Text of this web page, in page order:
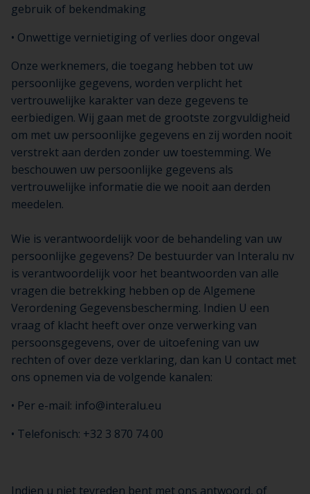
gebruik of bekendmaking
• Onwettige vernietiging of verlies door ongeval
Onze werknemers, die toegang hebben tot uw
persoonlijke gegevens, worden verplicht het
vertrouwelijke karakter van deze gegevens te
eerbiedigen. Wij gaan met de grootste zorgvuldigheid
om met uw persoonlijke gegevens en zij worden nooit
verstrekt aan derden zonder uw toestemming. We
beschouwen uw persoonlijke gegevens als
vertrouwelijke informatie die we nooit aan derden
meedelen.
Wie is verantwoordelijk voor de behandeling van uw
persoonlijke gegevens? De bestuurder van Interalu nv
is verantwoordelijk voor het beantwoorden van alle
vragen die betrekking hebben op de Algemene
Verordening Gegevensbescherming. Indien U een
vraag of klacht heeft over onze verwerking van
persoonsgegevens, over de uitoefening van uw
rechten of over deze verklaring, dan kan U contact met
ons opnemen via de volgende kanalen:
• Per e-mail: info@interalu.eu
• Telefonisch: +32 3 870 74 00
Indien u niet tevreden bent met ons antwoord, of